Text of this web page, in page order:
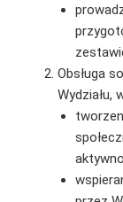
Obsługa
Wydziału,